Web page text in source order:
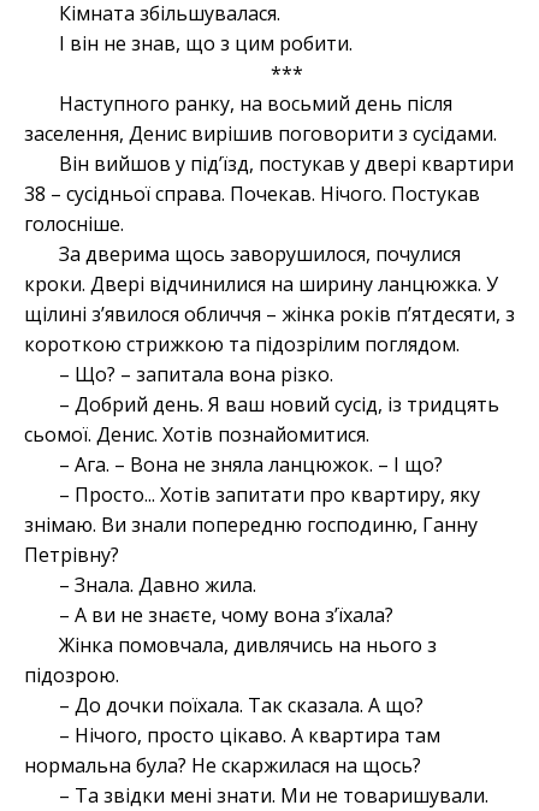
Кімната збільшувалася.
І він не знав, що з цим робити.
***
Наступного ранку, на восьмий день після
заселення, Денис вирішив поговорити з сусідами.
Він вийшов у під’їзд, постукав у двері квартири
38 – сусідньої справа. Почекав. Нічого. Постукав
голосніше.
За дверима щось заворушилося, почулися
кроки. Двері відчинилися на ширину ланцюжка. У
щілині з’явилося обличчя – жінка років п’ятдесяти, з
короткою стрижкою та підозрілим поглядом.
– Що? – запитала вона різко.
– Добрий день. Я ваш новий сусід, із тридцять
сьомої. Денис. Хотів познайомитися.
– Ага. – Вона не зняла ланцюжок. – І що?
– Просто... Хотів запитати про квартиру, яку
знімаю. Ви знали попередню господиню, Ганну
Петрівну?
– Знала. Давно жила.
– А ви не знаєте, чому вона з’їхала?
Жінка помовчала, дивлячись на нього з
підозрою.
– До дочки поїхала. Так сказала. А що?
– Нічого, просто цікаво. А квартира там
нормальна була? Не скаржилася на щось?
– Та звідки мені знати. Ми не товаришували.